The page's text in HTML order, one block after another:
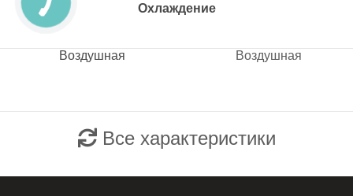
Охлаждение
Воздушная Воздушная
Все характеристики